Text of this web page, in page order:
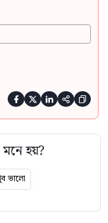
    
মনে হয়?
ভালো